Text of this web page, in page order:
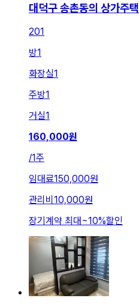
대덕구 송촌동의 상가주택
201
방1
화장실1
주방1
거실1
160,000원
/1주
임대료150,000원
관리비 10,000원
장기계약 최대 ~10%할인